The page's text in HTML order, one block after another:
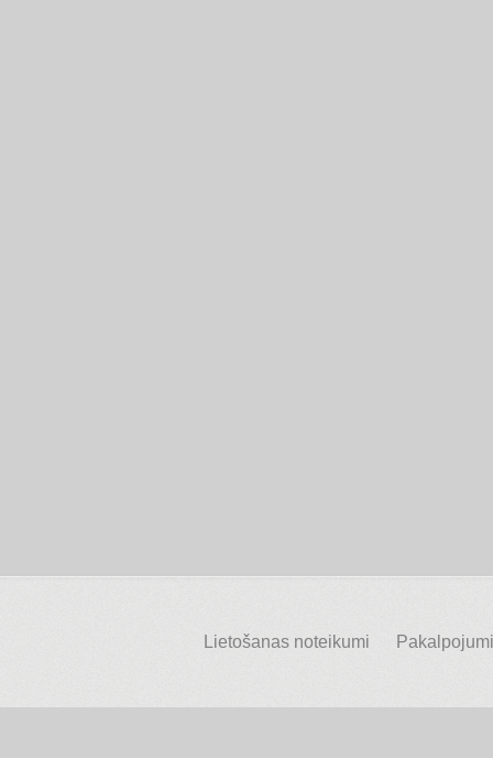
Lietošanas noteikumi